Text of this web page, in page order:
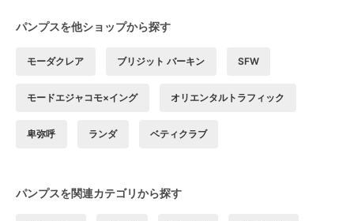
パンプスを他ショップから探す
モーダクレア ブリジット バーキン SFW
モードエジャコモ×イング オリエンタルトラフィック
卑弥呼 ランダ ベティクラブ
パンプスを関連カテゴリから探す